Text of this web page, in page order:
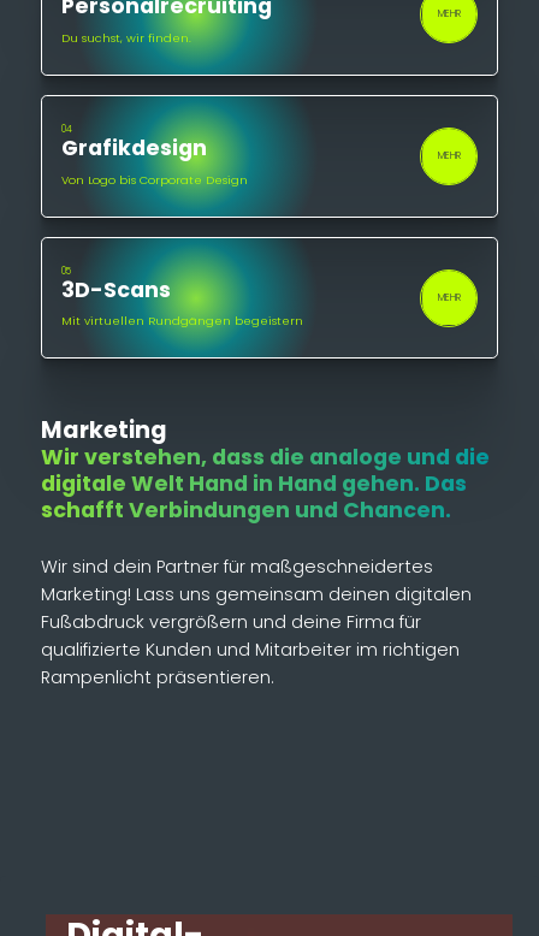
Personalrecruiting
Du suchst, wir finden.
MEHR
04
Grafikdesign
Von Logo bis Corporate Design
MEHR
05
3D-Scans
Mit virtuellen Rundgängen begeistern
MEHR
Marketing
Wir verstehen, dass die analoge und die
digitale Welt Hand in Hand gehen. Das
schafft Verbindungen und Chancen.
Wir sind dein Partner für maßgeschneidertes
Marketing! Lass uns gemeinsam deinen digitalen
Fußabdruck vergrößern und deine Firma für
qualifizierte Kunden und Mitarbeiter im richtigen
Rampenlicht präsentieren.